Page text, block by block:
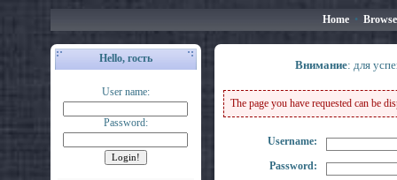
Home • Browse
Hello, гость
User name:
Password:
Внимание: для
The page you have requested can be
Username:
Password: